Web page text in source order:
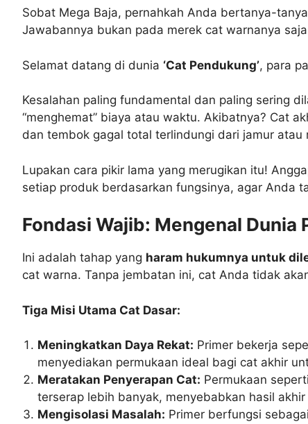
Sobat Mega Baja, pernahkah Anda bertanya-
Jawabannya bukan pada merek cat warnanya
Selamat datang di dunia ‘Cat Pendukung’, para
Kesalahan paling fundamental dan paling sering
“menghemat” biaya atau waktu. Akibatnya? Cat
dan tembok gagal total terlindungi dari jamur atau
Lupakan cara pikir lama yang merugikan itu!
setiap produk berdasarkan fungsinya, agar Anda
Fondasi Wajib: Mengenal Dunia
Ini adalah tahap yang haram hukumnya untuk
cat warna. Tanpa jembatan ini, cat Anda tidak
Tiga Misi Utama Cat Dasar:
Meningkatkan Daya Rekat: Primer bekerja
menyediakan permukaan ideal bagi cat akhir
Meratakan Penyerapan Cat: Permukaan
terserap lebih banyak, menyebabkan hasil
Mengisolasi Masalah: Primer berfungsi